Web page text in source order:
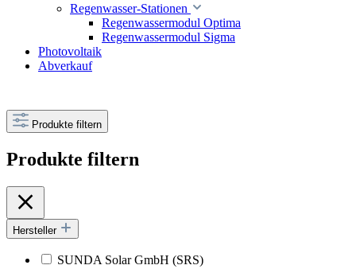
Regenwasser-Stationen
Regenwassermodul Optima
Regenwassermodul Sigma
Photovoltaik
Abverkauf
Produkte filtern
Produkte filtern
Hersteller
SUNDA Solar GmbH (SRS)